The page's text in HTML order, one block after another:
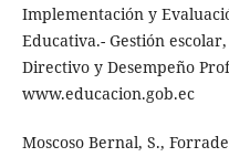
Implementación y
Educativa.- Gestión
Directivo y Desempeño
www.educacion.gob.ec
Moscoso Bernal, S.,